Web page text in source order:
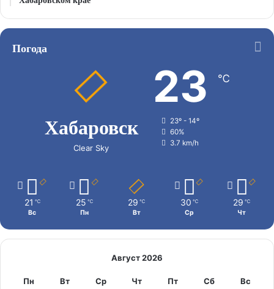
Погода
Хабаровск
Clear Sky
23 ℃
23º - 14º
60%
3.7 km/h
21 ℃
Вс
25 ℃
Пн
29 ℃
Вт
30 ℃
Ср
29 ℃
Чт
Август 2026
Пн Вт Ср Чт Пт Сб Вс